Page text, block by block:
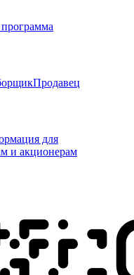
Продавец
для
и акционерам